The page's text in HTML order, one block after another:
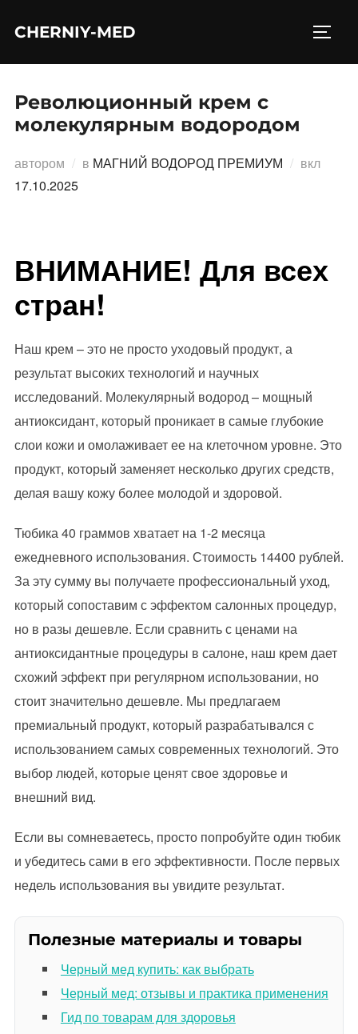
CHERNIY-MED
Революционный крем с
молекулярным водородом
автором в МАГНИЙ ВОДОРОД ПРЕМИУМ вкл
17.10.2025
ВНИМАНИЕ! Для всех
стран!
Наш крем – это не просто уходовый продукт, а
результат высоких технологий и научных
исследований. Молекулярный водород – мощный
антиоксидант, который проникает в самые глубокие
слои кожи и омолаживает ее на клеточном уровне. Это
продукт, который заменяет несколько других средств,
делая вашу кожу более молодой и здоровой.
Тюбика 40 граммов хватает на 1-2 месяца
ежедневного использования. Стоимость 14400 рублей.
За эту сумму вы получаете профессиональный уход,
который сопоставим с эффектом салонных процедур,
но в разы дешевле. Если сравнить с ценами на
антиоксидантные процедуры в салоне, наш крем дает
схожий эффект при регулярном использовании, но
стоит значительно дешевле. Мы предлагаем
премиальный продукт, который разрабатывался с
использованием самых современных технологий. Это
выбор людей, которые ценят свое здоровье и
внешний вид.
Если вы сомневаетесь, просто попробуйте один тюбик
и убедитесь сами в его эффективности. После первых
недель использования вы увидите результат.
Полезные материалы и товары
Черный мед купить: как выбрать
Черный мед: отзывы и практика применения
Гид по товарам для здоровья